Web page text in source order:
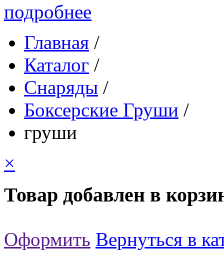
подробнее
Главная /
Каталог /
Снаряды /
Боксерские Груши /
груши
×
Товар добавлен в
Оформить Вернуться в